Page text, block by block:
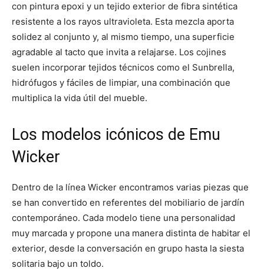
con pintura epoxi y un tejido exterior de fibra sintética
resistente a los rayos ultravioleta. Esta mezcla aporta
solidez al conjunto y, al mismo tiempo, una superficie
agradable al tacto que invita a relajarse. Los cojines
suelen incorporar tejidos técnicos como el Sunbrella,
hidrófugos y fáciles de limpiar, una combinación que
multiplica la vida útil del mueble.
Los modelos icónicos de Emu
Wicker
Dentro de la línea Wicker encontramos varias piezas que
se han convertido en referentes del mobiliario de jardín
contemporáneo. Cada modelo tiene una personalidad
muy marcada y propone una manera distinta de habitar el
exterior, desde la conversación en grupo hasta la siesta
solitaria bajo un toldo.